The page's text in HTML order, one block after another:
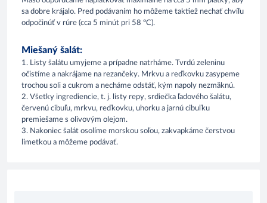
sa dobre krájalo. Pred podávaním ho môžeme taktiež nechať chvíľu
odpočinúť v rúre (cca 5 minút pri 58 °C).
Miešaný šalát:
1. Listy šalátu umyjeme a prípadne natrháme. Tvrdú zeleninu
očistíme a nakrájame na rezančeky. Mrkvu a reďkovku zasypeme
trochou soli a cukrom a necháme odstáť, kým napoly nezmäknú.
2. Všetky ingrediencie, t. j. listy repy, srdiečka ľadového šalátu,
červenú cibuľu, mrkvu, reďkovku, uhorku a jarnú cibuľku
premiešame s olivovým olejom.
3. Nakoniec šalát osolíme morskou soľou, zakvapkáme čerstvou
limetkou a môžeme podávať.